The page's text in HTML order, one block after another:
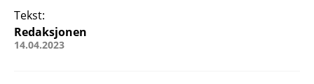
Tekst:
Redaksjonen
14.04.2023